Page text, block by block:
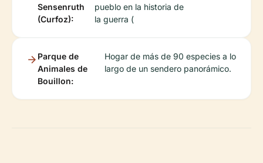
Sensenruth
(Curfoz):
pueblo en la historia de
la guerra (
Parque de
Animales de
Bouillon:
Hogar de más de 90 especies a lo
largo de un sendero panorámico.